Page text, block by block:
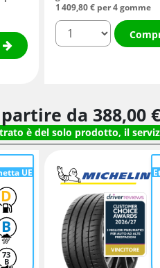
1 409,80€ per 4 gomme
quantità
da 388,00 €
è del solo prodotto, il
UE
D
B
73
B